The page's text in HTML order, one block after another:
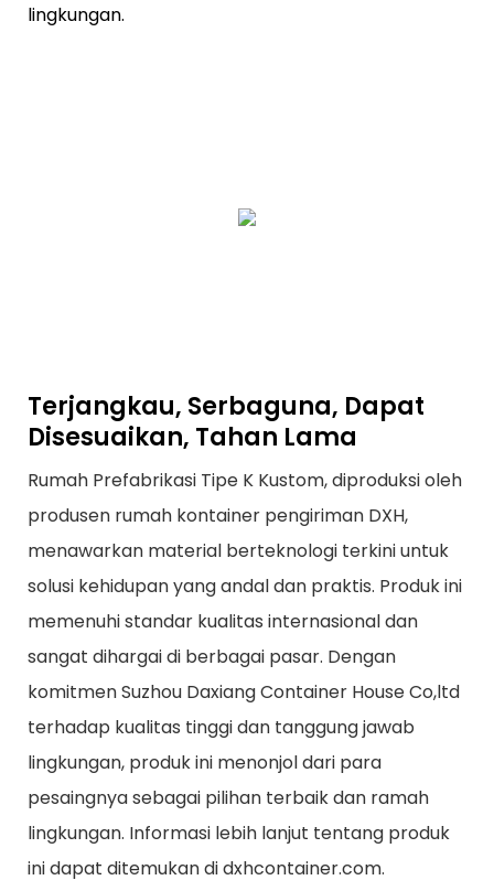
lingkungan.
Terjangkau, Serbaguna, Dapat
Disesuaikan, Tahan Lama
Rumah Prefabrikasi Tipe K Kustom, diproduksi oleh
produsen rumah kontainer pengiriman DXH,
menawarkan material berteknologi terkini untuk
solusi kehidupan yang andal dan praktis. Produk ini
memenuhi standar kualitas internasional dan
sangat dihargai di berbagai pasar. Dengan
komitmen Suzhou Daxiang Container House Co,ltd
terhadap kualitas tinggi dan tanggung jawab
lingkungan, produk ini menonjol dari para
pesaingnya sebagai pilihan terbaik dan ramah
lingkungan. Informasi lebih lanjut tentang produk
ini dapat ditemukan di dxhcontainer.com.